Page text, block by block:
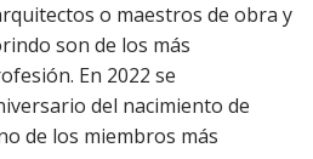
o maestros de obra y
son de los más
En 2022 se
del nacimiento de
de los miembros más